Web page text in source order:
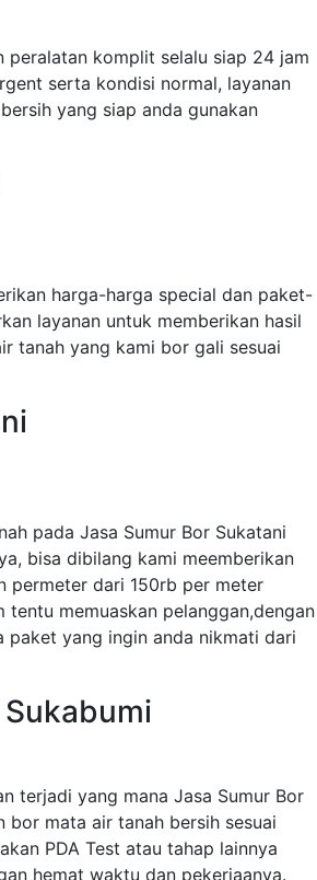
peralatan komplit selalu siap 24 jam
serta kondisi normal, layanan
yang siap anda gunakan
harga-harga special dan paket-
layanan untuk memberikan hasil
tanah yang kami bor gali sesuai
pada Jasa Sumur Bor Sukatani
bisa dibilang kami meemberikan
permeter dari 150rb per meter
memuaskan pelanggan,dengan
paket yang ingin anda nikmati dari
terjadi yang mana Jasa Sumur Bor
mata air tanah bersih sesuai
PDA Test atau tahap lainnya
hemat waktu dan pekerjaanya.